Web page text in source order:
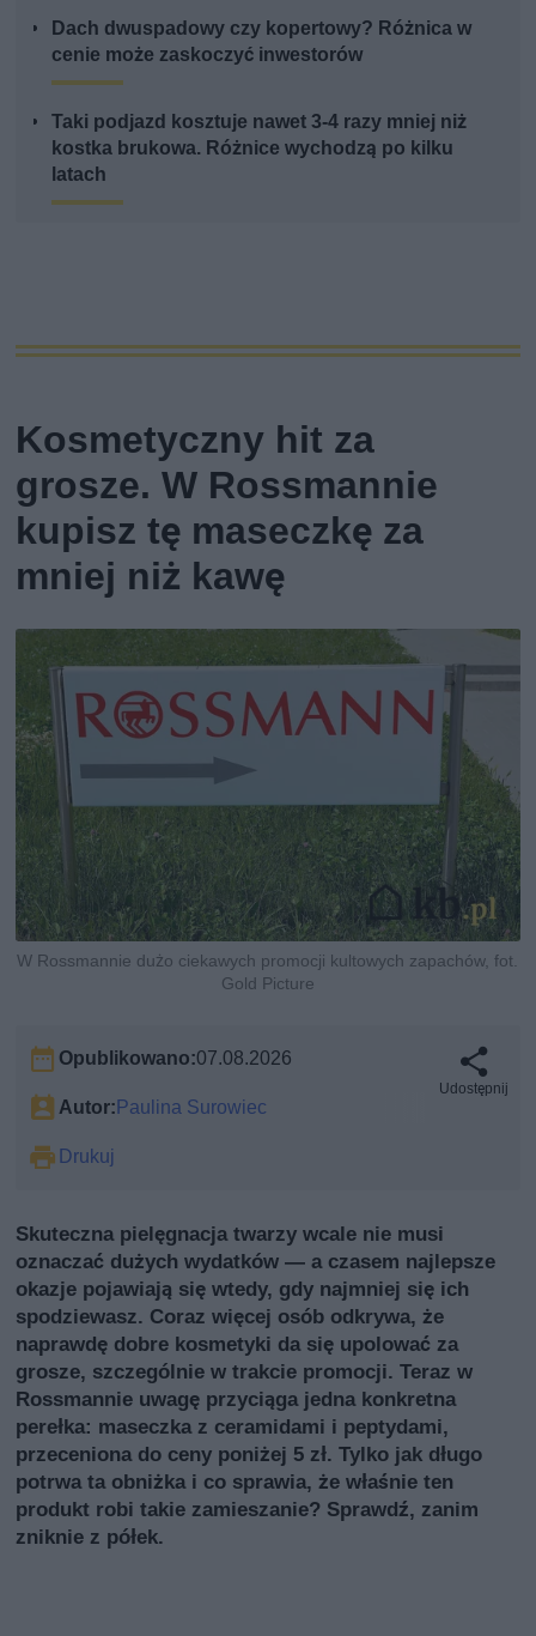
Dach dwuspadowy czy kopertowy? Różnica w
cenie może zaskoczyć inwestorów
Taki podjazd kosztuje nawet 3-4 razy mniej niż
kostka brukowa. Różnice wychodzą po kilku
latach
Kosmetyczny hit za
grosze. W Rossmannie
kupisz tę maseczkę za
mniej niż kawę
W Rossmannie dużo ciekawych promocji kultowych zapachów, fot.
Gold Picture
Opublikowano:07.08.2026
Autor:Paulina Surowiec
Drukuj
Udostępnij
Skuteczna pielęgnacja twarzy wcale nie musi
oznaczać dużych wydatków — a czasem najlepsze
okazje pojawiają się wtedy, gdy najmniej się ich
spodziewasz. Coraz więcej osób odkrywa, że
naprawdę dobre kosmetyki da się upolować za
grosze, szczególnie w trakcie promocji. Teraz w
Rossmannie uwagę przyciąga jedna konkretna
perełka: maseczka z ceramidami i peptydami,
przeceniona do ceny poniżej 5 zł. Tylko jak długo
potrwa ta obniżka i co sprawia, że właśnie ten
produkt robi takie zamieszanie? Sprawdź, zanim
zniknie z półek.